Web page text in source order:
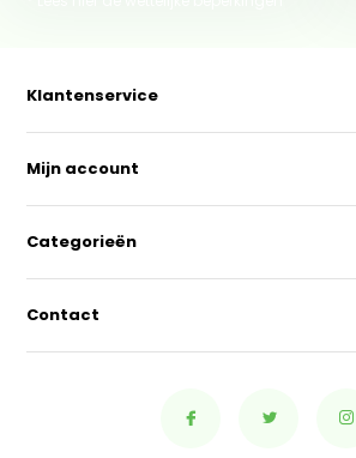
Klantenservice
Mijn account
Categorieën
Contact